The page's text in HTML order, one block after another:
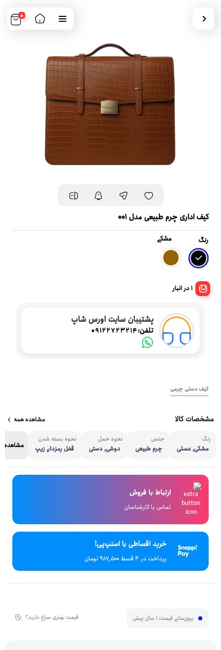
0
کیف اداری چرم طبیعی مدل 001
رنگ مشکی
1 در انبار
پشتیبان سایت اورس شاپ
تلفن:09122723214
کیف دستی چرمی
مشخصات کالا مشاهده همه
رنگ
مشکی, عسلی
جنس
چرم طبیعی
نحوه حمل
دوشی, دستی
نحوه بسته شدن
قفل رمزدار, زیپ
مشاهده
ارتباط با فروش
تماس با کارشناسان
خرید اقساطی با اسنپ‌پی!
پرداخت در 4 قسط ۹۸۷٬۵۰۰ تومان
بروزرسانی قیمت: 1 سال پیش قیمت بهتری سراغ دارید؟